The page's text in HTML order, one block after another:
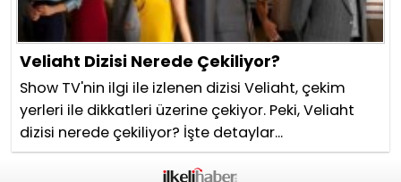
Veliaht Dizisi Nerede Çekiliyor?
Show TV'nin ilgi ile izlenen dizisi Veliaht, çekim
yerleri ile dikkatleri üzerine çekiyor. Peki, Veliaht
dizisi nerede çekiliyor? İşte detaylar...